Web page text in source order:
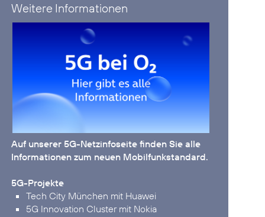
Weitere Informationen
Auf unserer 5G-Netzinfoseite finden Sie alle
Informationen zum neuen Mobilfunkstandard.
5G-Projekte
Tech City München mit Huawei
5G Innovation Cluster mit Nokia